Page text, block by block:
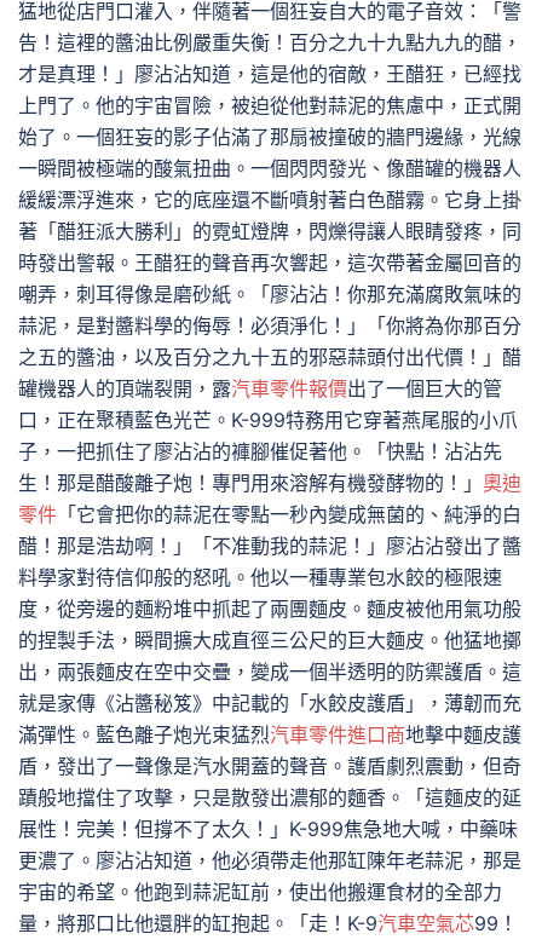
猛地從店門口灌入，伴隨著一個狂妄自大的電子音效：「警
告！這裡的醬油比例嚴重失衡！百分之九十九點九九的醋，
才是真理！」廖沾沾知道，這是他的宿敵，王醋狂，已經找
上門了。他的宇宙冒險，被迫從他對蒜泥的焦慮中，正式開
始了。一個狂妄的影子佔滿了那扇被撞破的牆門邊緣，光線
一瞬間被極端的酸氣扭曲。一個閃閃發光、像醋罐的機器人
緩緩漂浮進來，它的底座還不斷噴射著白色醋霧。它身上掛
著「醋狂派大勝利」的霓虹燈牌，閃爍得讓人眼睛發疼，同
時發出警報。王醋狂的聲音再次響起，這次帶著金屬回音的
嘲弄，刺耳得像是磨砂紙。「廖沾沾！你那充滿腐敗氣味的
蒜泥，是對醬料學的侮辱！必須淨化！」「你將為你那百分
之五的醬油，以及百分之九十五的邪惡蒜頭付出代價！」醋
罐機器人的頂端裂開，露汽車零件報價出了一個巨大的管
口，正在聚積藍色光芒。K-999特務用它穿著燕尾服的小爪
子，一把抓住了廖沾沾的褲腳催促著他。「快點！沾沾先
生！那是醋酸離子炮！專門用來溶解有機發酵物的！」 奧迪
零件 「它會把你的蒜泥在零點一秒內變成無菌的、純淨的白
醋！那是浩劫啊！」「不准動我的蒜泥！」廖沾沾發出了醬
料學家對待信仰般的怒吼。他以一種專業包水餃的極限速
度，從旁邊的麵粉堆中抓起了兩團麵皮。麵皮被他用氣功般
的捏製手法，瞬間擴大成直徑三公尺的巨大麵皮。他猛地擲
出，兩張麵皮在空中交疊，變成一個半透明的防禦護盾。這
就是家傳《沾醬秘笈》中記載的「水餃皮護盾」，薄韌而充
滿彈性。藍色離子炮光束猛烈汽車零件進口商地擊中麵皮護
盾，發出了一聲像是汽水開蓋的聲音。護盾劇烈震動，但奇
蹟般地擋住了攻擊，只是散發出濃郁的麵香。「這麵皮的延
展性！完美！但撐不了太久！」K-999焦急地大喊，中藥味
更濃了。廖沾沾知道，他必須帶走他那缸陳年老蒜泥，那是
宇宙的希望。他跑到蒜泥缸前，使出他搬運食材的全部力
量，將那口比他還胖的缸抱起。「走！K-9汽車空氣芯99！